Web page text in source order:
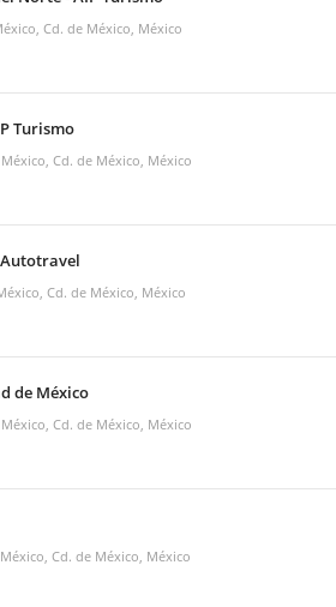
Cd. de México, México
Turismo
Cd. de México, México
Cd. de México, México
de México
Cd. de México, México
Cd. de México, México